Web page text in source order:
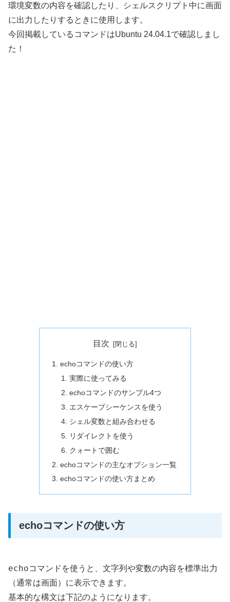
環境変数の内容を確認したり、シェルスクリプト中に画面
に出力したりするときに使用します。
今回掲載しているコマンドはUbuntu 24.04.1で確認しまし
た！
目次
echoコマンドの使い方
実際に使ってみる
echoコマンドのサンプル4つ
エスケープシーケンスを使う
シェル変数と組み合わせる
リダイレクトを使う
クォートで囲む
echoコマンドの主なオプション一覧
echoコマンドの使い方まとめ
echoコマンドの使い方
echoコマンドを使うと、文字列や変数の内容を標準出力
（通常は画面）に表示できます。
基本的な構文は下記のようになります。